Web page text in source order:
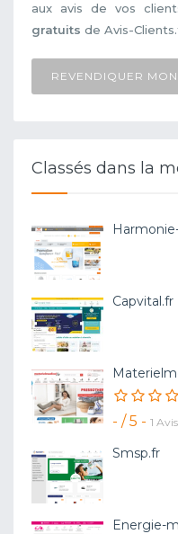
aux avis de vos
gratuits de Avis-
REVENDIQUER
Classés dans la
Capvital.fr
- / 5 - 1 Avis
Smsp.fr
Energie-